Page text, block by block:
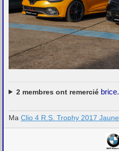
2membres ont remercié
Ma Clio 4 R.S. Trophy 2017